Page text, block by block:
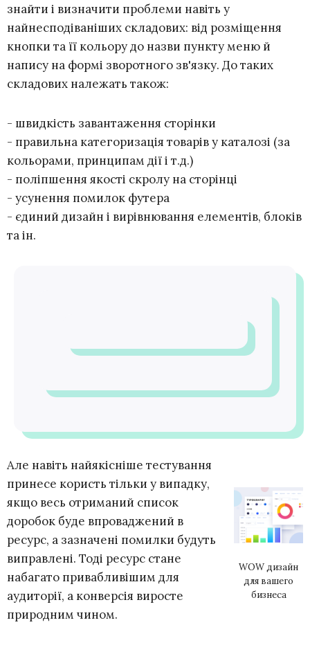
знайти і визначити проблеми навіть у
найнесподіваніших складових: від розміщення
кнопки та її кольору до назви пункту меню й
напису на формі зворотного зв'язку. До таких
складових належать також:
- швидкість завантаження сторінки
- правильна категоризація товарів у каталозі (за
кольорами, принципам дії і т.д.)
- поліпшення якості скролу на сторінці
- усунення помилок футера
- єдиний дизайн і вирівнювання елементів, блоків
та ін.
WOW дизайн
для вашего
бизнеса
Але навіть найякісніше тестування
принесе користь тільки у випадку,
якщо весь отриманий список
доробок буде впроваджений в
ресурс, а зазначені помилки будуть
виправлені. Тоді ресурс стане
набагато привабливішим для
аудиторії, а конверсія виросте
природним чином.